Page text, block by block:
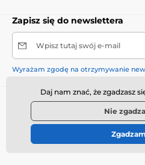
Zapisz się do newslettera
Wpisz tutaj swój e-mail
Wyrażam zgodę na otrzymywanie
Potrzebujesz porady offline
Obsługa klienta jest dostępna
+48221530321
Daj nam znać, że zgadzasz
Nie